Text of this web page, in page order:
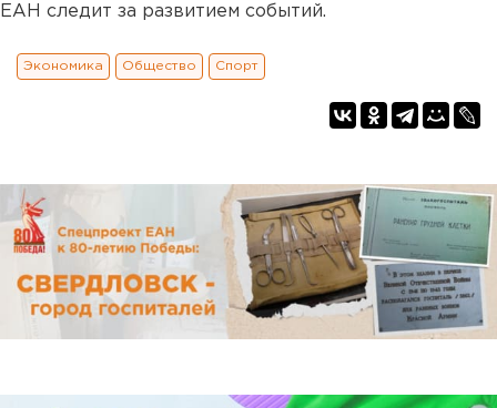
ЕАН следит за развитием событий.
Экономика Общество Спорт